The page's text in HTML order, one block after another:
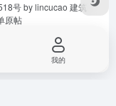
号by lincucao 建筑
原帖
我的